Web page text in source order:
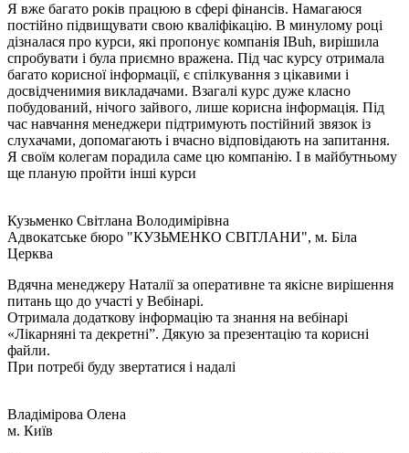
Я вже багато років працюю в сфері фінансів. Намагаюся
постійно підвищувати свою кваліфікацію. В минулому році
дізналася про курси, які пропонує компанія IBuh, вирішила
спробувати і була приємно вражена. Під час курсу отримала
багато корисної інформації, є спілкування з цікавими і
досвідченимия викладачами. Взагалі курс дуже класно
побудований, нічого зайвого, лише корисна інформація. Під
час навчання менеджери підтримують постійний звязок із
слухачами, допомагають і вчасно відповідають на запитання.
Я своїм колегам порадила саме цю компанію. І в майбутньому
ще планую пройти інші курси
Кузьменко Світлана Володимірівна
Адвокатське бюро "КУЗЬМЕНКО СВІТЛАНИ", м. Біла
Церква
Вдячна менеджеру Наталії за оперативне та якісне вирішення
питань що до участі у Вебінарі.
Отримала додаткову інформацію та знання на вебінарі
«Лікарняні та декретні”. Дякую за презентацію та корисні
файли.
При потребі буду звертатися і надалі
Владімірова Олена
м. Київ